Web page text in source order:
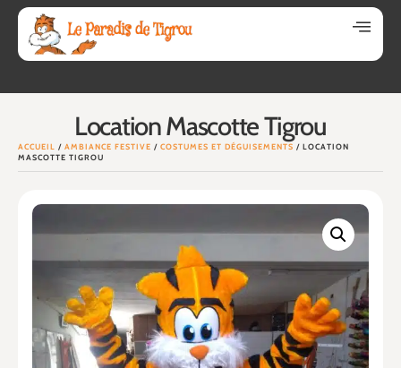
Location Mascotte Tigrou
ACCUEIL / AMBIANCE FESTIVE / COSTUMES ET DÉGUISEMENTS / LOCATION
MASCOTTE TIGROU